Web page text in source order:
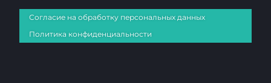
Согласие на обработку персональных данных
Политика конфиденциальности